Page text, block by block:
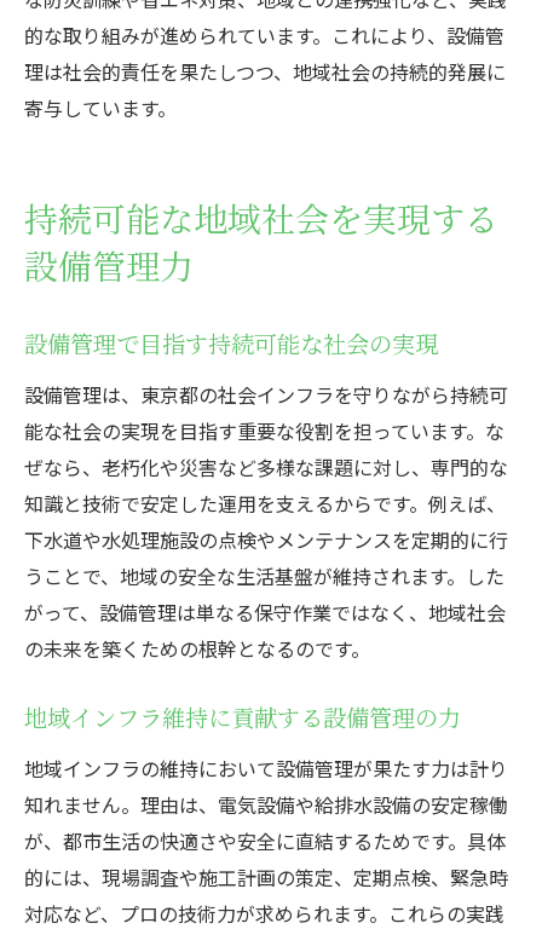
的な取り組みが進められています。これにより、設備管
理は社会的責任を果たしつつ、地域社会の持続的発展に
寄与しています。
持続可能な地域社会を実現する
設備管理力
設備管理で目指す持続可能な社会の実現
設備管理は、東京都の社会インフラを守りながら持続可
能な社会の実現を目指す重要な役割を担っています。な
ぜなら、老朽化や災害など多様な課題に対し、専門的な
知識と技術で安定した運用を支えるからです。例えば、
下水道や水処理施設の点検やメンテナンスを定期的に行
うことで、地域の安全な生活基盤が維持されます。した
がって、設備管理は単なる保守作業ではなく、地域社会
の未来を築くための根幹となるのです。
地域インフラ維持に貢献する設備管理の力
地域インフラの維持において設備管理が果たす力は計り
知れません。理由は、電気設備や給排水設備の安定稼働
が、都市生活の快適さや安全に直結するためです。具体
的には、現場調査や施工計画の策定、定期点検、緊急時
対応など、プロの技術力が求められます。これらの実践